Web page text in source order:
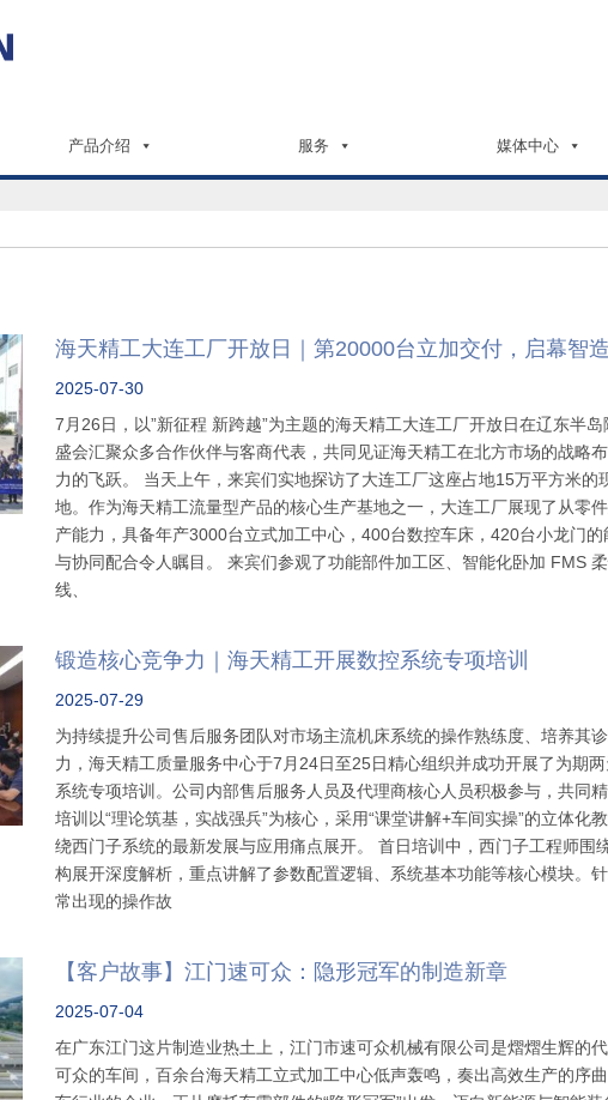
产品介绍 服务 媒体中心
海天精工大连工厂开放日｜第20000台立加交付，启幕智
2025-07-30
7月26日，以”新征程 新跨越”为主题的海天精工大连工厂开放日在辽东半
盛会汇聚众多合作伙伴与客商代表，共同见证海天精工在北方市场的战略
力的飞跃。 当天上午，来宾们实地探访了大连工厂这座占地15万平方米的
地。作为海天精工流量型产品的核心生产基地之一，大连工厂展现了从零
产能力，具备年产3000台立式加工中心，400台数控车床，420台小龙门
与协同配合令人瞩目。 来宾们参观了功能部件加工区、智能化卧加 FMS
线、
锻造核心竞争力｜海天精工开展数控系统专项培训
2025-07-29
为持续提升公司售后服务团队对市场主流机床系统的操作熟练度、培养其
力，海天精工质量服务中心于7月24日至25日精心组织并成功开展了为期
系统专项培训。公司内部售后服务人员及代理商核心人员积极参与，共同
培训以“理论筑基，实战强兵”为核心，采用“课堂讲解+车间实操”的立体化
绕西门子系统的最新发展与应用痛点展开。 首日培训中，西门子工程师围
构展开深度解析，重点讲解了参数配置逻辑、系统基本功能等核心模块。
常出现的操作故
【客户故事】江门速可众：隐形冠军的制造新章
2025-07-04
在广东江门这片制造业热土上，江门市速可众机械有限公司是熠熠生辉的
可众的车间，百余台海天精工立式加工中心低声轰鸣，奏出高效生产的序